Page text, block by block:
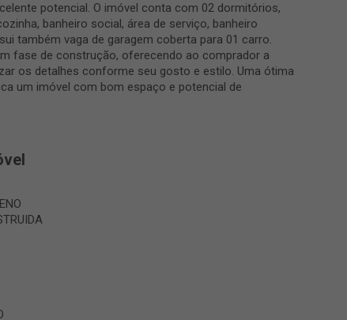
potencial. O imóvel conta com 02 dormitórios,
banheiro social, área de serviço, banheiro
também vaga de garagem coberta para 01 carro.
fase de construção, oferecendo ao comprador a
os detalhes conforme seu gosto e estilo. Uma ótima
um imóvel com bom espaço e potencial de